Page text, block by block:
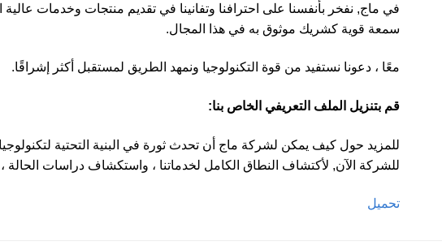
في ماج, نفخر بأنفسنا على احترافنا وتفانينا في تقديم منتجات وخدمات عالية
سمعة قوية كشريك موثوق به في هذا المجال.
معًا ، دعونا نستفيد من قوة التكنولوجيا ونمهد الطريق لمستقبل أكثر إشراقًا.
قم بتنزيل الملف التعريفي الخاص بنا:
للمزيد حول كيف يمكن لشركة ماج أن تحدث ثورة في البنية التحتية
للشركة الآن, لأكتشاف النطاق الكامل لخدماتنا ، واستكشاف دراسات الحالة ،
تحميل